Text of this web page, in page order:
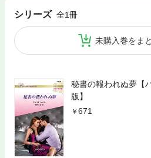
シリーズ 全1冊
未購入巻をま
秘書の報われぬ夢【
版】
671